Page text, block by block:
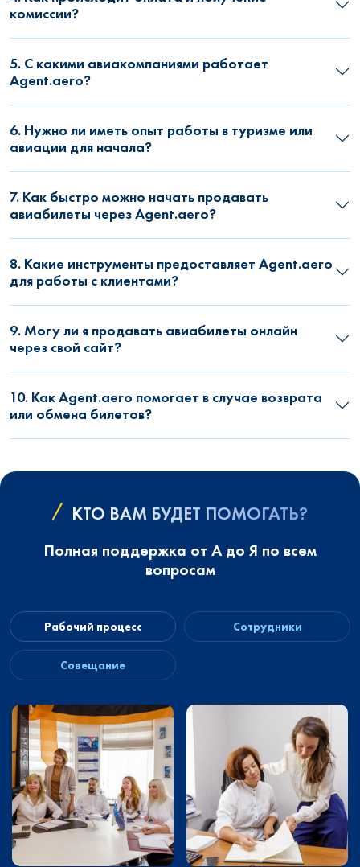
комиссии?
5. С какими авиакомпаниями работает
Agent.aero?
6. Нужно ли иметь опыт работы в туризме или
авиации для начала?
7. Как быстро можно начать продавать
авиабилеты через Agent.aero?
8. Какие инструменты предоставляет Agent.aero
для работы с клиентами?
9. Могу ли я продавать авиабилеты онлайн
через свой сайт?
10. Как Agent.aero помогает в случае возврата
или обмена билетов?
КТО ВАМ БУДЕТ ПОМОГАТЬ?
Полная поддержка от А до Я по всем
вопросам
Рабочий процесс Сотрудники
Совещание